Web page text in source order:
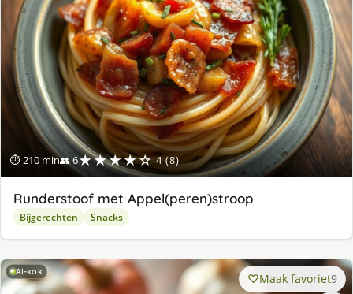
⏱ 210 min👥 6★★★★☆ 4 (8)
Runderstoof met Appel(peren)stroop
Bijgerechten Snacks
AI-kok Maak favoriet9